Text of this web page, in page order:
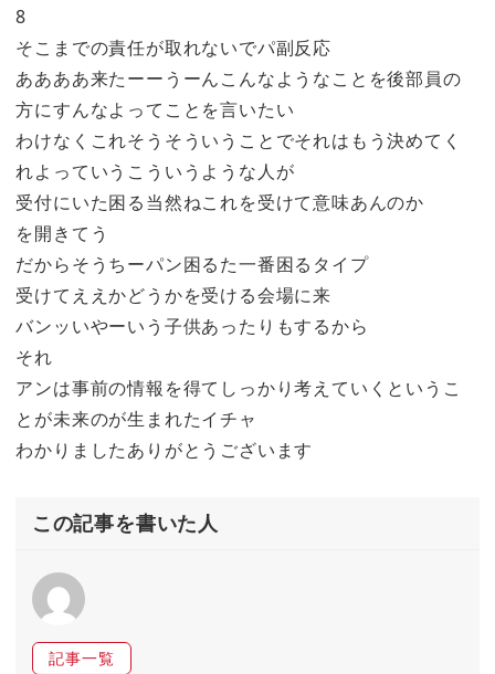
8
そこまでの責任が取れないでパ副反応
ああああ来たーーうーんこんなようなことを後部員の
方にすんなよってことを言いたい
わけなくこれそうそういうことでそれはもう決めてく
れよっていうこういうような人が
受付にいた困る当然ねこれを受けて意味あんのか
を開きてう
だからそうちーパン困るた一番困るタイプ
受けてええかどうかを受ける会場に来
バンッいやーいう子供あったりもするから
それ
アンは事前の情報を得てしっかり考えていくというこ
とが未来のが生まれたイチャ
わかりましたありがとうございます
この記事を書いた人
記事一覧